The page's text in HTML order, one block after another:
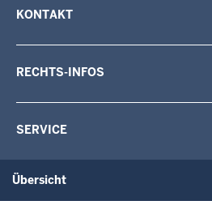
KONTAKT
RECHTS-INFOS
SERVICE
Übersicht